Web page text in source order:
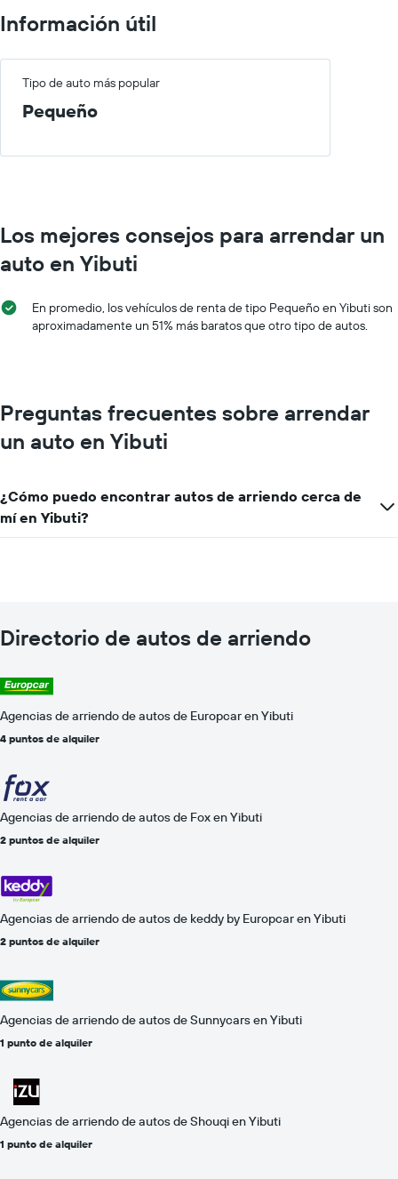
El
gráfico
eje
que
gráfico
muestra
1
que
indica
un
auto
de
por
día.
Información útil
Tipo de auto más popular
Pequeño
Los mejores consejos para arrendar un
auto en Yibuti
En promedio, los vehículos de renta de tipo Pequeño en Yibuti son
aproximadamente un 51% más baratos que otro tipo de autos.
Preguntas frecuentes sobre arrendar
un auto en Yibuti
¿Cómo puedo encontrar autos de arriendo cerca de
mí en Yibuti?
Directorio de autos de arriendo
Agencias de arriendo de autos de Europcar en Yibuti
4 puntos de alquiler
Agencias de arriendo de autos de Fox en Yibuti
2 puntos de alquiler
Agencias de arriendo de autos de keddy by Europcar en Yibuti
2 puntos de alquiler
Agencias de arriendo de autos de Sunnycars en Yibuti
1 punto de alquiler
Agencias de arriendo de autos de Shouqi en Yibuti
1 punto de alquiler